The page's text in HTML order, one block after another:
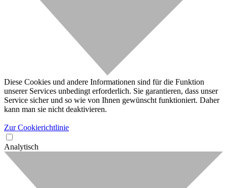
Diese Cookies und andere Informationen sind für die Funktion
unserer Services unbedingt erforderlich. Sie garantieren, dass unser
Service sicher und so wie von Ihnen gewünscht funktioniert. Daher
kann man sie nicht deaktivieren.
Zur Cookierichtlinie
Analytisch